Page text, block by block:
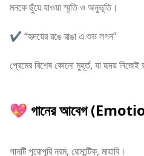
মনকে ছুঁয়ে যাওয়া স্মৃতি ও অনুভূতি।
✔ “হৃদয়ের রঙে রাঙা এ শুভ লগন”
প্রেমের বিশেষ কোনো মুহূর্ত, যা হৃদয় নিজেই
💖 গানের আবেগ
গানটি পুরোপুরি নরম, রোমান্টিক, মায়াবি।